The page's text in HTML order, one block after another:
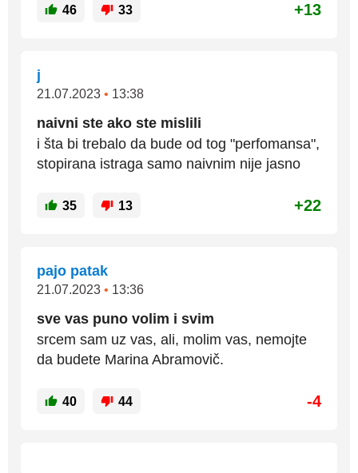
46 33 +13
j
21.07.2023 • 13:38
naivni ste ako ste mislili
i šta bi trebalo da bude od tog "perfomansa",
stopirana istraga samo naivnim nije jasno
35 13 +22
pajo patak
21.07.2023 • 13:36
sve vas puno volim i svim
srcem sam uz vas, ali, molim vas, nemojte
da budete Marina Abramovič.
40 44 -4